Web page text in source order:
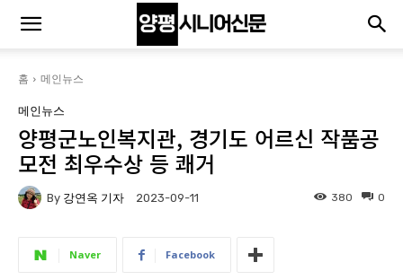
홈 메인뉴스
메인뉴스
양평군노인복지관, 경기도 어르신 작품공
모전 최우수상 등 쾌거
By 강연옥 기자 2023-09-11 0
380
Naver Facebook